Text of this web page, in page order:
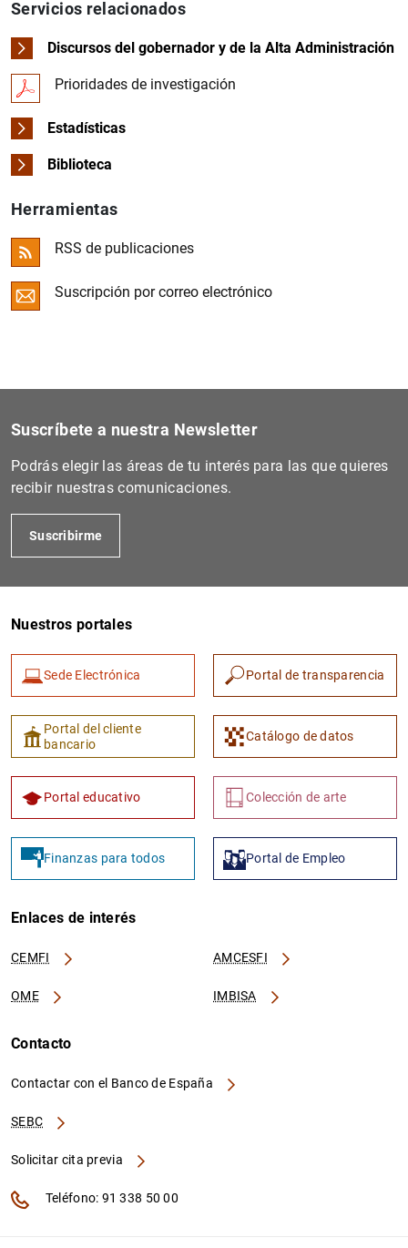
Servicios relacionados
Discursos del gobernador y de la Alta Administración
Prioridades de investigación
Estadísticas
Biblioteca
Herramientas
RSS de publicaciones
Suscripción por correo electrónico
Suscríbete a nuestra Newsletter
Podrás elegir las áreas de tu interés para las que quieres
recibir nuestras comunicaciones.
Suscribirme
Nuestros portales
Sede Electrónica Portal de transparencia
Portal del cliente
bancario
Catálogo de datos
Portal educativo Colección de arte
Finanzas para todos Portal de Empleo
Enlaces de interés
CEMFI AMCESFI
OME IMBISA
Contacto
Contactar con el Banco de España
SEBC
Solicitar cita previa
Teléfono: 91 338 50 00